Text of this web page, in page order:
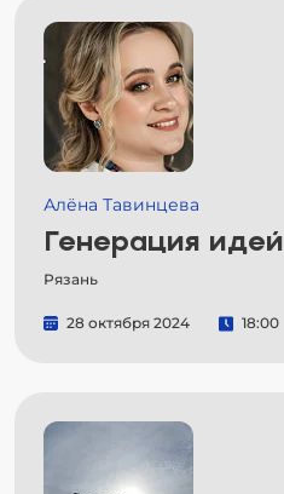
Алёна Тавинцева
Генерация идей
Рязань
28 октября 2024 18:00